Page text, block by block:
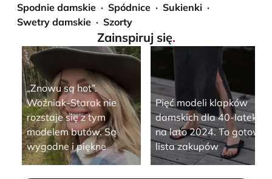
Spodnie damskie
Spódnice
Sukienki
Swetry damskie
Szorty
Zainspiruj się.
„Znowu są hot”.
Woźniak-Starak nie
rozstaje się z tym
modelem butów. Są
wygodne i piękne
Pięć modeli klapków
damskich dla 40-latek
na lato 2024. To gotowa
lista zakupów